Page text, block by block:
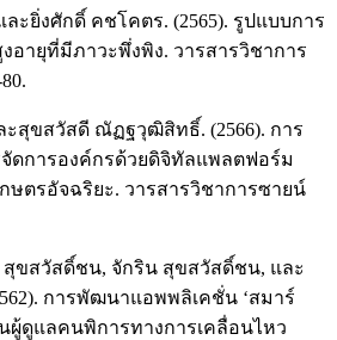
ะยิ่งศักดิ์ คชโคตร. (2565). รูปแบบการ
อายุที่มีภาวะพึ่งพิง. วารสารวิชาการ
สุขสวัสดี ณัฏฐวุฒิสิทธิ์. (2566). การ
ดการองค์กรด้วยดิจิทัลแพลตฟอร์ม
ตรอัจฉริยะ. วารสารวิชาการซายน์
สุขสวัสดิ์ชน, จักริน สุขสวัสดิ์ชน, และ
การพัฒนาแอพพลิเคชั่น ‘สมาร์
ผู้ดูแลคนพิการทางการเคลื่อนไหว